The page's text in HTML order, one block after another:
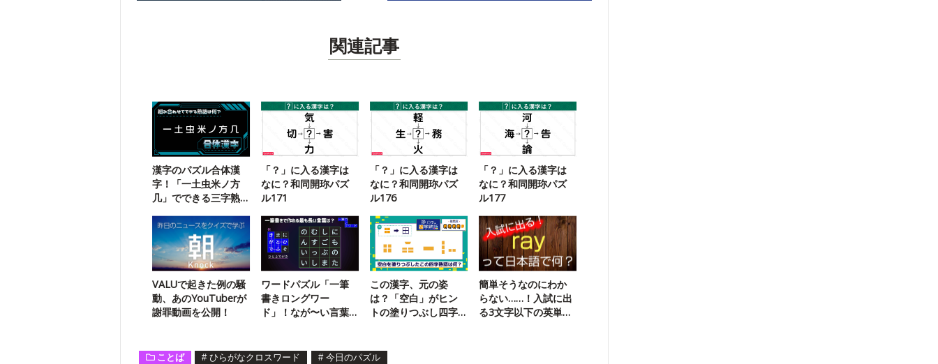
関連記事
漢字のパズル合体漢
字！「一土虫米ノ方
几」でできる三字熟
「？」に入る漢字は
なに？和同開珎パズ
ル171
「？」に入る漢字は
なに？和同開珎パズ
ル176
「？」に入る漢字は
なに？和同開珎パズ
ル177
VALUで起きた例の騒
動、あのYouTuberが
謝罪動画を公開！
ワードパズル「一筆
書きロングワー
ド」！なが〜い言葉
この漢字、元の姿
は？「空白」がヒン
トの塗りつぶし四字
簡単そうなのにわか
らない……！入試に出
る3文字以下の英単語
ことば # ひらがなクロスワード # 今日のパズル